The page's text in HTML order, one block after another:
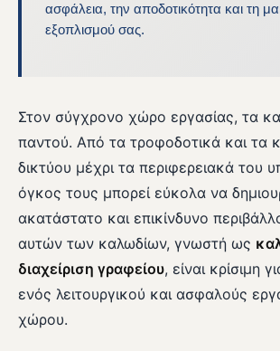
ασφάλεια, την αποδοτικότητα και τη
εξοπλισμού σας.
Στον σύγχρονο χώρο εργασίας, τα
παντού. Από τα τροφοδοτικά και τα
δικτύου μέχρι τα περιφερειακά του
όγκος τους μπορεί εύκολα να
ακατάστατο και επικίνδυνο
αυτών των καλωδίων, γνωστή ως
διαχείριση γραφείου, είναι κρίσιμη
ενός λειτουργικού και ασφαλούς
χώρου.